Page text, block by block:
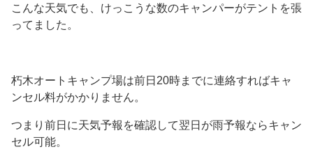
こんな天気でも、けっこうな数のキャンパーがテントを張
ってました。
朽木オートキャンプ場は前日20時までに連絡すればキャ
ンセル料がかかりません。
つまり前日に天気予報を確認して翌日が雨予報ならキャン
セル可能。